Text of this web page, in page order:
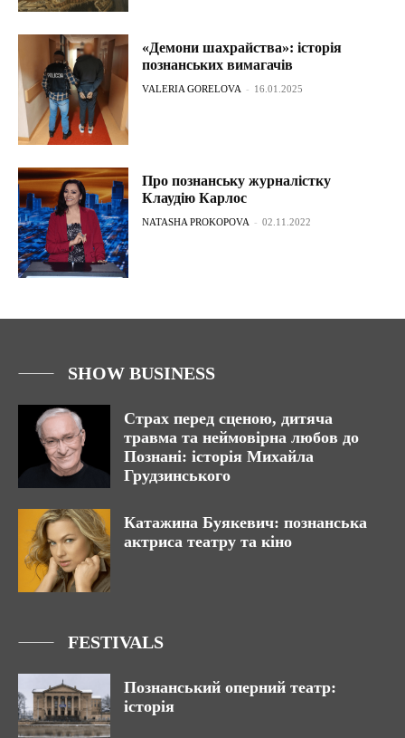
«Демони шахрайства»: історія
познанських вимагачів
VALERIA GORELOVA - 16.01.2025
Про познанську журналістку
Клаудію Карлос
NATASHA PROKOPOVA - 02.11.2022
SHOW BUSINESS
Страх перед сценою, дитяча
травма та неймовірна любов до
Познані: історія Михайла
Грудзинського
Катажина Буякевич: познанська
актриса театру та кіно
FESTIVALS
Познанський оперний театр:
історія